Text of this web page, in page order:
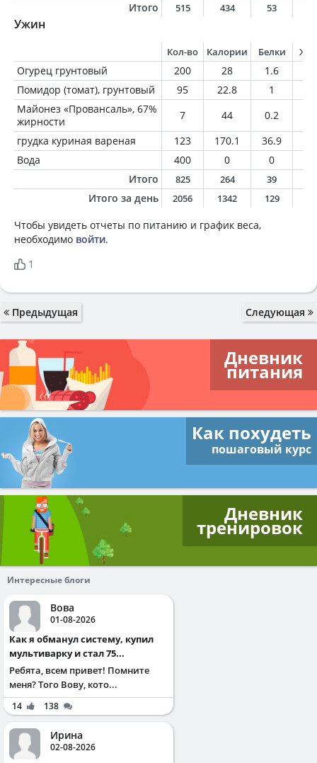
Итого
515 434 53
Ужин
Кол-во Калории Белки
Огурец грунтовый 200 28 1.6
Помидор (томат), грунтовый
95 22.8 1
Майонез «Провансаль», 67%
жирности
7 44 0.2
грудка куриная вареная
123 170.1 36.9
Вода
400 0 0
Итого
825 264 39
Итого за день 2056 1342 129
Чтобы увидеть отчеты по питанию и график веса,
необходимо войти.
1
Предыдущая Следующая
Дневник
питания
Как похудеть
пошаговый курс
Дневник
тренировок
Интересные блоги
Вова
01-08-2026
Как я обманул систему, купил
мультиварку и стал 75...
Ребята, всем привет! Помните
меня? Того Вову, кото...
14 138
Ирина
02-08-2026